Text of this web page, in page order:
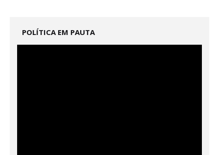
POLÍTICA EM PAUTA